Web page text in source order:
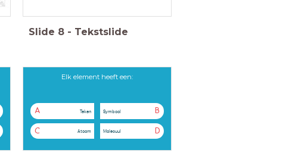
Slide 8 - Tekstslide
Elk element heeft een:
A Teken B
Symbool
C Atoom D
Molecuul